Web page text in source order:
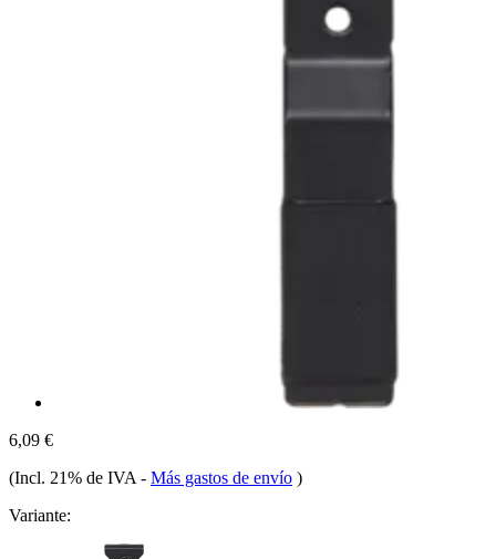
6,09 €
(Incl. 21% de IVA - Más gastos de envío )
Variante: